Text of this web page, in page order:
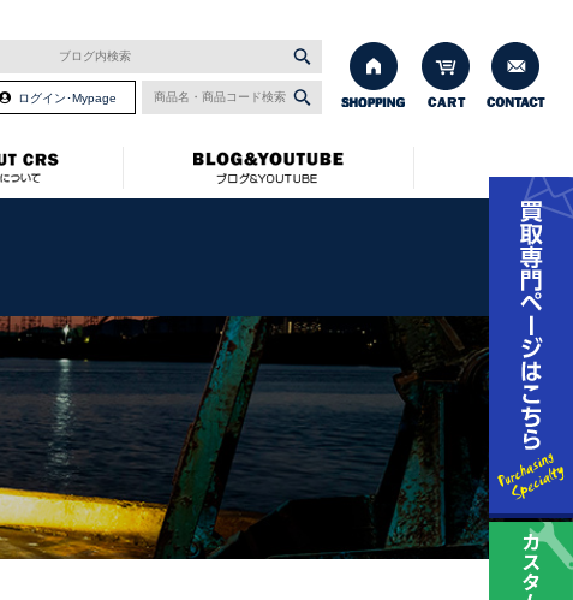
ログイン･Mypage